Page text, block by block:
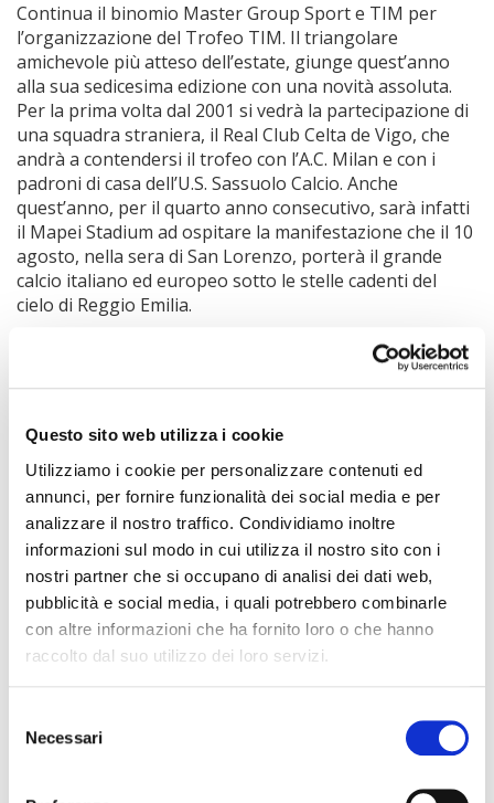
Questo sito web utilizza i cookie
Utilizziamo i cookie per personalizzare contenuti ed
annunci, per fornire funzionalità dei social media e per
analizzare il nostro traffico. Condividiamo inoltre
informazioni sul modo in cui utilizza il nostro sito con i
nostri partner che si occupano di analisi dei dati web,
pubblicità e social media, i quali potrebbero combinarle
con altre informazioni che ha fornito loro o che hanno
raccolto dal suo utilizzo dei loro servizi.
delNecessari
Continua il binomio Master Group Sport e TIM per
l’organizzazione del Trofeo TIM. Il triangolare
amichevole più atteso dell’estate, giunge quest’anno
alla sua sedicesima edizione con una novità assoluta.
Per la prima volta dal 2001 si vedrà la partecipazione di
una squadra straniera, il Real Club Celta de Vigo, che
andrà a contendersi il trofeo con l’A.C. Milan e con i
padroni di casa dell’U.S. Sassuolo Calcio. Anche
quest’anno, per il quarto anno consecutivo, sarà infatti
il Mapei Stadium ad ospitare la manifestazione che il 10
agosto, nella sera di San Lorenzo, porterà il grande
calcio italiano ed europeo sotto le stelle cadenti del
cielo di Reggio Emilia.
Come sempre il Trofeo TIM sarà una grande occasione
per le squadre di testare le proprie forze in vista della
stagione di Serie A TIM che comincerà giusto dieci
occuperà di dar vita ad un grande spettacolo curando la
promozione dell’evento e tutti gli aspetti organizzativi
della serata.
Ti potrebbero Interessare